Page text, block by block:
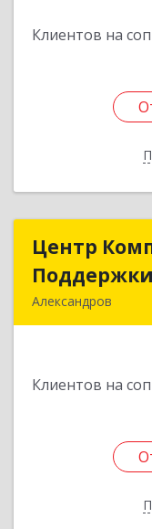
Клиентов на
Центр
Александров
Клиентов на